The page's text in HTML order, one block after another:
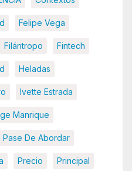
Felipe Vega
Filántropo Fintech
Heladas
Ivette Estrada
Manrique
Pase De Abordar
Precio Principal